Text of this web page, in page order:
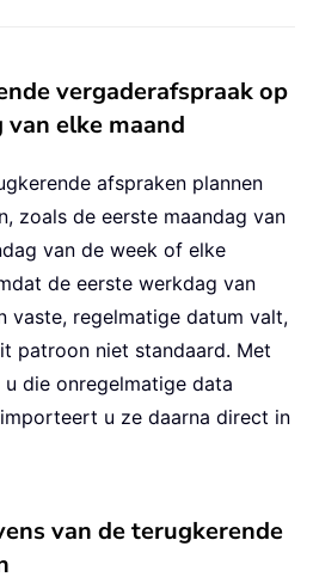
vergaderafspraak op
elke maand
afspraken plannen
zoals de eerste maandag van
van de week of elke
de eerste werkdag van
vaste, regelmatige datum valt,
patroon niet standaard. Met
die onregelmatige data
u ze daarna direct in
van de terugkerende